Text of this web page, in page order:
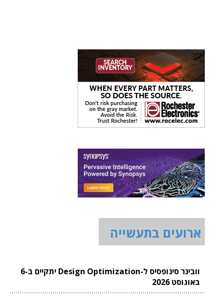
ארועים בתעשייה
וובינר סינופסיס ל-Design Optimization יתקיים ב-6
באוגוסט 2026